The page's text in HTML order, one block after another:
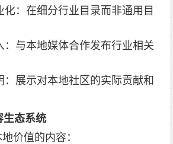
化：在细分行业目录而非通用目
：与本地媒体合作发布行业相关
：展示对本地社区的实际贡献和
生态系统
价值的内容：